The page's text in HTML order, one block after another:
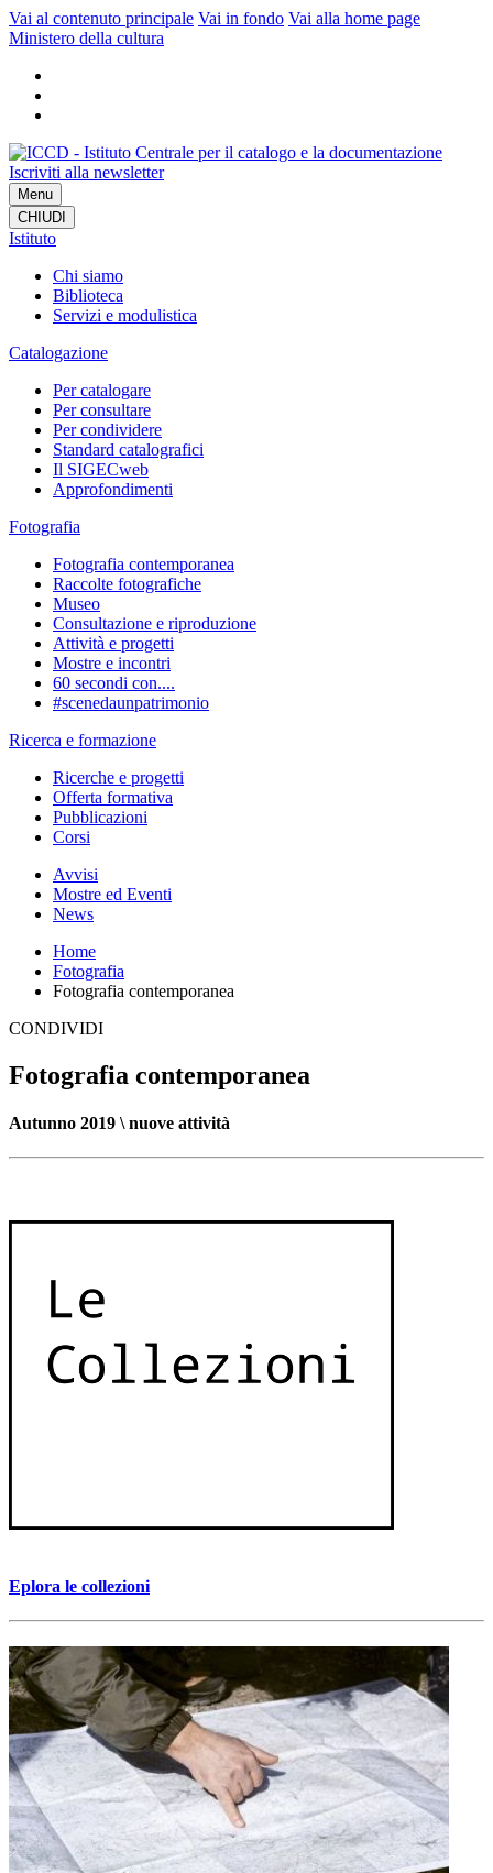
Vai al contenuto principale Vai in fondo Vai alla home page
Ministero della cultura
Iscriviti alla newsletter
Menu
CHIUDI
Istituto
Chi siamo
Biblioteca
Servizi e modulistica
Catalogazione
Per catalogare
Per consultare
Per condividere
Standard catalografici
Il SIGECweb
Approfondimenti
Fotografia
Fotografia contemporanea
Raccolte fotografiche
Museo
Consultazione e riproduzione
Attività e progetti
Mostre e incontri
60 secondi con....
#scenedaunpatrimonio
Ricerca e formazione
Ricerche e progetti
Offerta formativa
Pubblicazioni
Corsi
Avvisi
Mostre ed Eventi
News
Home
Fotografia
Fotografia contemporanea
CONDIVIDI
Fotografia contemporanea
Autunno 2019 \nuove attività
Eplora le collezioni